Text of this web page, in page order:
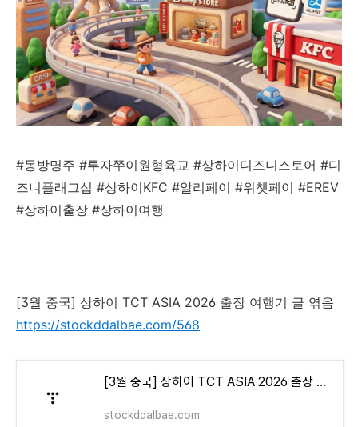
#동방명주 #루자쭈이원형육교 #상하이디즈니스토어 #디
즈니플래그십 #상하이KFC #알리페이 #위챗페이 #EREV
#상하이출장 #상하이여행
[3월 중국] 상하이 TCT ASIA 2026 출장 여행기 글 엮음
https://stockddalbae.com/568
[3월 중국] 상하이 TCT ASIA 2026 출장 여행기 글 엮음
stockddalbae.com